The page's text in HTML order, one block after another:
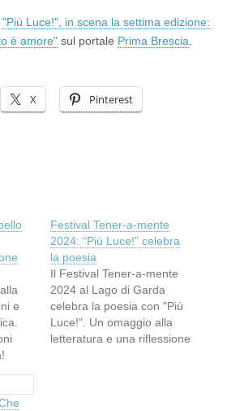
"Più Luce!", in scena la settima edizione:
è amore" sul portale Prima Brescia
X Pinterest
e
Festival Tener-a-mente
2024: “Più Luce!” celebra
la poesia
Il Festival Tener-a-mente
2024 al Lago di Garda
celebra la poesia con "Più
Luce!". Un omaggio alla
letteratura e una riflessione